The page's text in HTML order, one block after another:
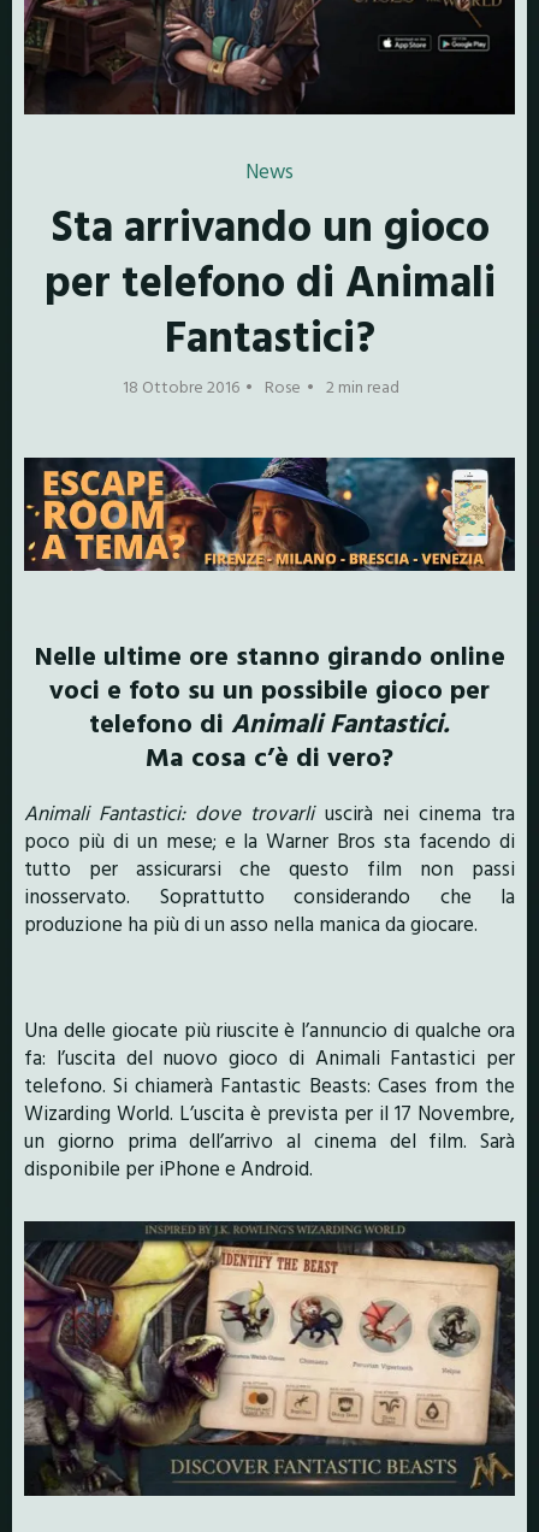
News
Sta arrivando un gioco
per telefono di Animali
Fantastici?
18 Ottobre 2016 Rose 2 min read
Nelle ultime ore stanno girando online
voci e foto su un possibile gioco per
telefono di Animali Fantastici.
Ma cosa c’è di vero?
Animali Fantastici: dove trovarliuscirà nei cinema tra
poco più di un mese; e la Warner Bros sta facendo di
tutto per assicurarsi che questo film non passi
inosservato. Soprattutto considerando che la
produzione ha più di un asso nella manica da giocare.
Una delle giocate più riuscite è l’annuncio di qualche ora
fa: l’uscita del nuovo gioco di Animali Fantastici per
telefono. Si chiamerà Fantastic Beasts: Cases from the
Wizarding World. L’uscita è prevista per il 17 Novembre,
un giorno prima dell’arrivo al cinema del film. Sarà
disponibile per iPhone e Android.